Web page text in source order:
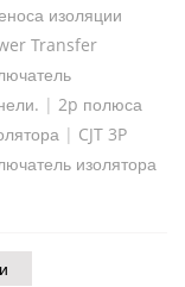
изоляции
Transfer
| 2p полюса
| CJT 3P
изолятора